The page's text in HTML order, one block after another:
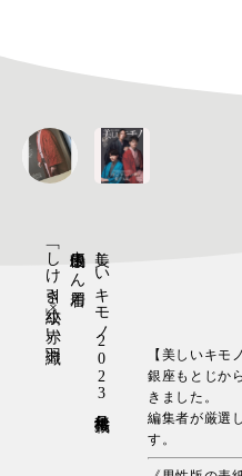
美しいキモノ2023年秋号掲載
中山優馬さん着用
「しけ引き小紋」×「赤い羽織」
【美しいキモ
銀座もとじか
きました。
編集者が厳選
す。